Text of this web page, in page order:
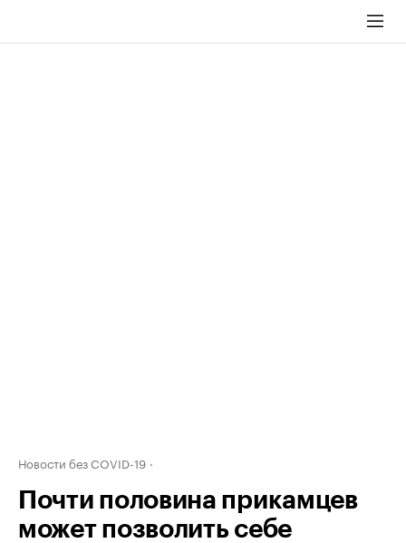
Новости без COVID-19
Почти половина прикамцев
может позволить себе